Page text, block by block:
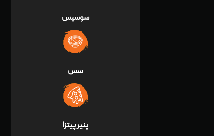
سوسیس
سس
پنير پيتزا